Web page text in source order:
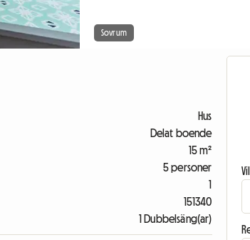
Sovrum
Hus
Delat boende
15 m²
5 personer
1
151340
1 Dubbelsäng(ar)